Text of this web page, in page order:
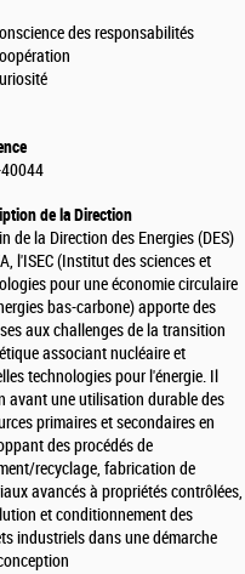
des responsabilités
de la Direction
de la Direction des Energies (DES)
l'ISEC (Institut des sciences et
pour une économie circulaire
bas-carbone) apporte des
aux challenges de la transition
associant nucléaire et
technologies pour l'énergie. Il
avant une utilisation durable des
primaires et secondaires en
des procédés de
recyclage, fabrication de
avancés à propriétés contrôlées,
et conditionnement des
industriels dans une démarche